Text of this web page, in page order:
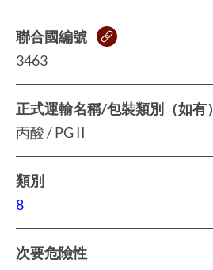
聯合國編號
3463
正式運輸名稱/包裝類別（如有）
丙酸 / PG II
類別
8
次要危險性